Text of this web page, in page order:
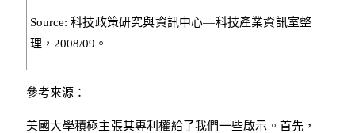
Source: 科技政策研究與資訊中心—科技產業資訊室整
理，2008/09。
參考來源：
美國大學積極主張其專利權給了我們一些啟示。首先，